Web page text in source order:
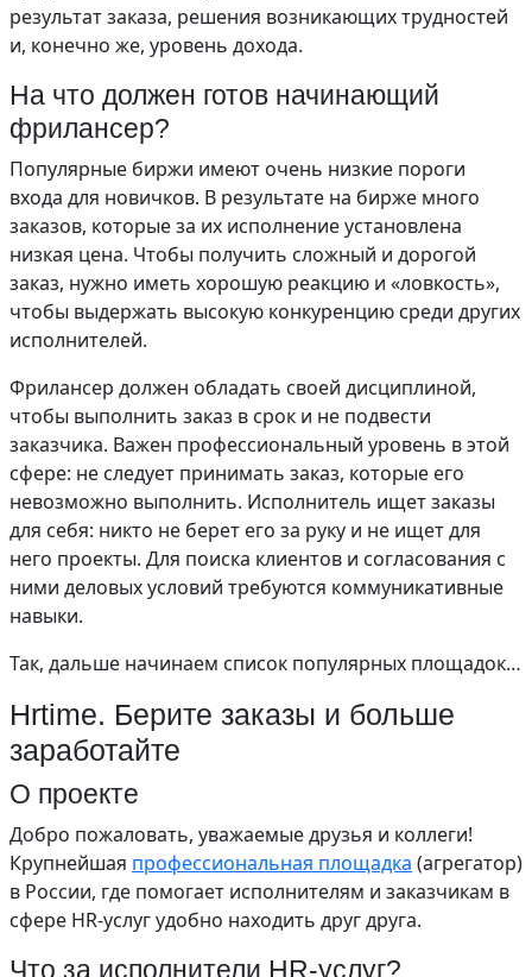
результат заказа, решения возникающих трудностей
и, конечно же, уровень дохода.
На что должен готов начинающий
фрилансер?
Популярные биржи имеют очень низкие пороги
входа для новичков. В результате на бирже много
заказов, которые за их исполнение установлена
низкая цена. Чтобы получить сложный и дорогой
заказ, нужно иметь хорошую реакцию и «ловкость»,
чтобы выдержать высокую конкуренцию среди других
исполнителей.
Фрилансер должен обладать своей дисциплиной,
чтобы выполнить заказ в срок и не подвести
заказчика. Важен профессиональный уровень в этой
сфере: не следует принимать заказ, которые его
невозможно выполнить. Исполнитель ищет заказы
для себя: никто не берет его за руку и не ищет для
него проекты. Для поиска клиентов и согласования с
ними деловых условий требуются коммуникативные
навыки.
Так, дальше начинаем список популярных площадок…
Hrtime. Берите заказы и больше
заработайте
О проекте
Добро пожаловать, уважаемые друзья и коллеги!
Крупнейшая профессиональная площадка (агрегатор)
в России, где помогает исполнителям и заказчикам в
сфере HR-услуг удобно находить друг друга.
Что за исполнители HR-услуг?